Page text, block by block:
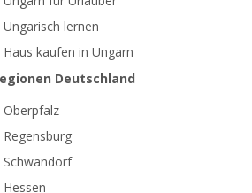
Ungarisch lernen
Haus kaufen in Ungarn
Deutschland
Oberpfalz
Regensburg
Schwandorf
Hessen